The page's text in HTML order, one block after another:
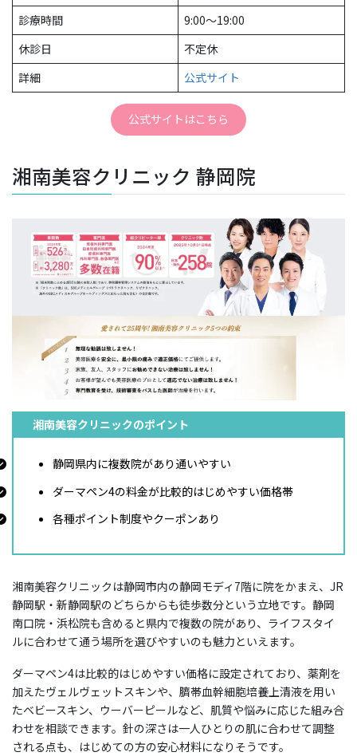
診療時間
9:00〜19:00
休診日
不定休
詳細
公式サイト
公式サイトはこちら
湘南美容クリニック 静岡院
湘南美容クリニックのポイント
静岡県内に複数院があり通いやすい
ダーマペン4の料金が比較的はじめやすい価格帯
各種ポイント制度やクーポンあり
湘南美容クリニックは静岡市内の静岡モディ7階に院をかまえ、JR
静岡駅・新静岡駅のどちらからも徒歩数分という立地です。静岡
南口院・浜松院も含めると県内で複数の院があり、ライフスタイ
ルに合わせて通う場所を選びやすいのも魅力といえます。
ダーマペン4は比較的はじめやすい価格に設定されており、薬剤を
加えたヴェルヴェットスキンや、臍帯血幹細胞培養上清液を用い
たベビースキン、ウーバーピールなど、肌質や悩みに応じた組み合
わせを相談できます。針の深さは一人ひとりの肌に合わせて調整
される点も、はじめての方の安心材料になりそうです。